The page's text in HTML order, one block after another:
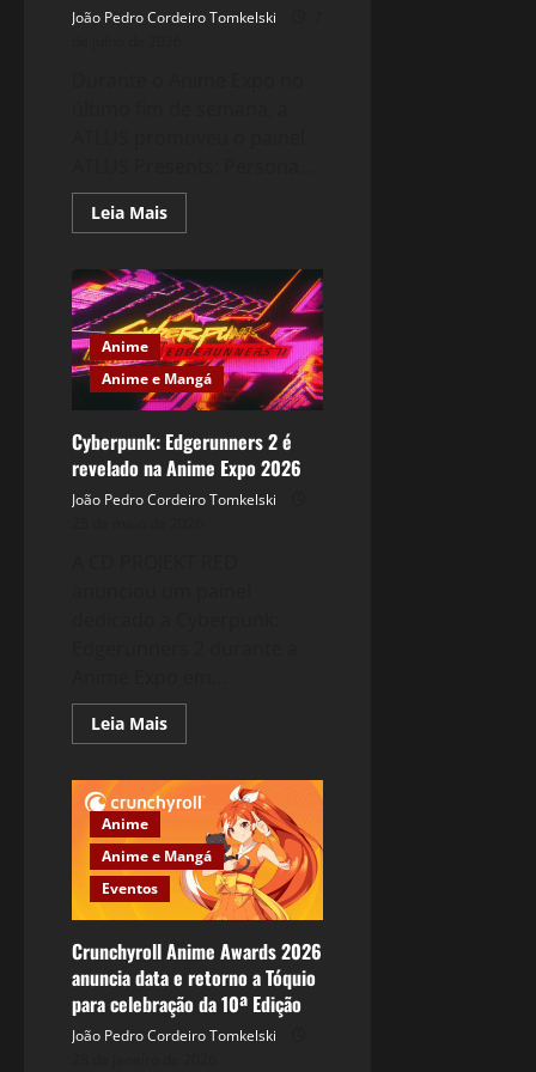
João Pedro Cordeiro Tomkelski
Leia MaisRead
more
4
Revival
revelou
detalhes
durante
painel
no
Anime
Expo
Anime
Anime e Mangá
Cyberpunk: Edgerunners 2 é
revelado na Anime Expo 2026
João Pedro Cordeiro Tomkelski
Leia MaisRead
more
Edgerunners
2
revelado
na
Anime
Expo
2026
Anime
Anime e Mangá
Eventos
Crunchyroll Anime Awards 2026
anuncia data e retorno a Tóquio
para celebração da 10ª Edição
João Pedro Cordeiro Tomkelski